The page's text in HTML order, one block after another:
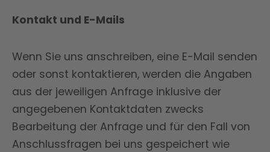
Kontakt und E-Mails
Wenn Sie uns anschreiben, eine E-Mail senden
oder sonst kontaktieren, werden die Angaben
aus der jeweiligen Anfrage inklusive der
angegebenen Kontaktdaten zwecks
Bearbeitung der Anfrage und für den Fall von
Anschlussfragen bei uns gespeichert wie